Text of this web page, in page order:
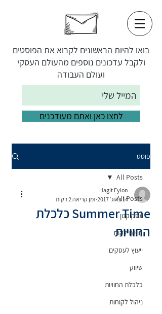
בואו להיות הראשונים לקרוא את הפוסטים
ולקבל עדכונים נוספים מהעולם העסקי
ועולם העבודה
לחצו כאן ואתם מעודכנים
פוסט
All Posts
עסק קטן
חוויית לקוח
ייעוץ לעסקים
שיווק
כלכלת החוויות
ניהול לקוחות
All Posts
Summer Time כלכלת
החוויות
Hagit Eylon
14 באוג׳ 2017
זמן קריאה 2 דקות